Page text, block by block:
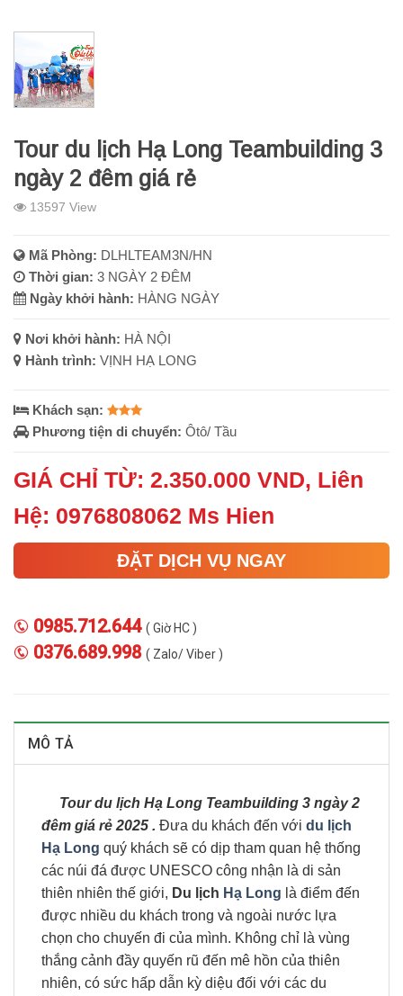
Tour du lịch Hạ Long Teambuilding 3
ngày 2 đêm giá rẻ
13597 View
Mã Phòng: DLHLTEAM3N/HN
Thời gian: 3 NGÀY 2 ĐÊM
Ngày khởi hành: HÀNG NGÀY
Nơi khởi hành: HÀ NỘI
Hành trình: VỊNH HẠ LONG
Khách sạn:
Phương tiện di chuyển: Ôtô/ Tầu
GIÁ CHỈ TỪ: 2.350.000 VND, Liên
Hệ: 0976808062 Ms Hien
ĐẶT DỊCH VỤ NGAY
0985.712.644 ( Giờ HC )
0376.689.998 ( Zalo/ Viber )
MÔ TẢ
Tour du lịch Hạ Long Teambuilding 3 ngày 2
đêm giá rẻ 2025 . Đưa du khách đến với du lịch
Hạ Long quý khách sẽ có dịp tham quan hệ thống
các núi đá được UNESCO công nhận là di sản
thiên nhiên thế giới, Du lịch Hạ Long là điểm đến
được nhiều du khách trong và ngoài nước lựa
chọn cho chuyến đi của mình. Không chỉ là vùng
thắng cảnh đầy quyến rũ đến mê hồn của thiên
nhiên, có sức hấp dẫn kỳ diệu đối với các du